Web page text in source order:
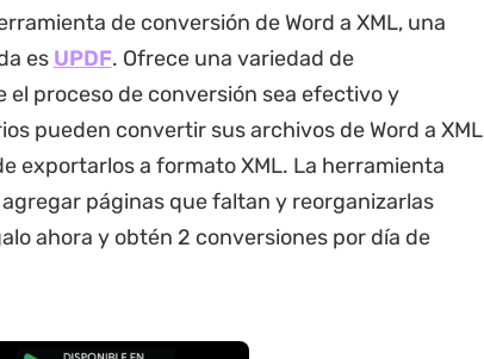
de conversión de Word a XML, una
es UPDF. Ofrece una variedad de
proceso de conversión sea efectivo y
pueden convertir sus archivos de Word a XML
exportarlos a formato XML. La herramienta
páginas que faltan y reorganizarlas
ahora y obtén 2 conversiones por día de